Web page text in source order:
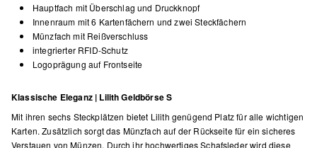
Hauptfach mit Überschlag und Druckknopf
Innenraum mit 6 Kartenfächern und zwei Steckfächern
Münzfach mit Reißverschluss
integrierter RFID-Schutz
Logoprägung auf Frontseite
Klassische Eleganz | Lilith Geldbörse S
Mit ihren sechs Steckplätzen bietet Lilith genügend Platz für alle wichtigen
Karten. Zusätzlich sorgt das Münzfach auf der Rückseite für ein sicheres
Verstauen von Münzen. Durch ihr hochwertiges Schafsleder wird diese